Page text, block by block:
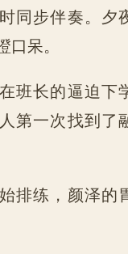
同步伴奏。夕
呆。
班长的逼迫下
第一次找到了
排练，颜泽的